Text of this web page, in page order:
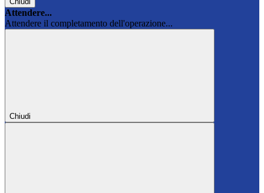
Attendere...
Attendere il completamento dell'operazione...
Chiudi